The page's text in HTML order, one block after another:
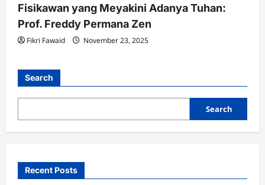
Fisikawan yang Meyakini Adanya Tuhan:
Prof. Freddy Permana Zen
Fikri Fawaid November 23, 2025
Search
Search
Recent Posts